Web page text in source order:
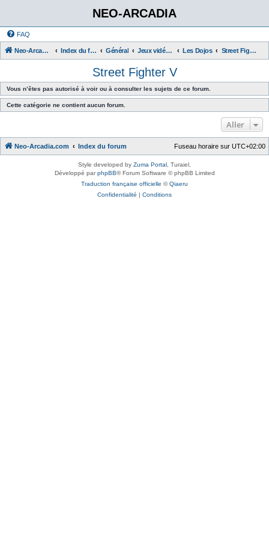
NEO-ARCADIA
FAQ
Neo-Arcadia.com Index du forum Général Jeux vidéo d'arcade Les Dojos Street Fighter V
Street Fighter V
Vous n’êtes pas autorisé à voir ou à consulter les sujets de ce forum.
Cette catégorie ne contient aucun forum.
Aller
Neo-Arcadia.com Index du forum Fuseau horaire sur UTC+02:00
Style developed by Zuma Portal , Turaiel,
Développé parphpBB® Forum Software © phpBB Limited
Traduction française officielle ©Qiaeru
Confidentialité | Conditions